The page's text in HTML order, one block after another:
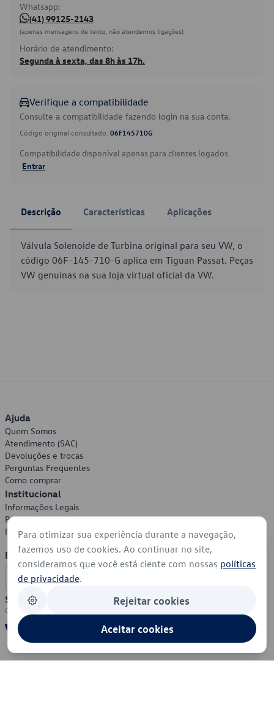
Whatsapp:
(41) 99125-2143
(apenas mensagens de texto, não atendemos ligações)
Horário de atendimento:
Segunda à sexta, das 8h às 17h.
Verifique a compatibilidade
Consulte a compatibilidade fazendo login na sua conta.
Código original consultado: 06F145710G
Compatibilidade disponível apenas para clientes logados.
Entrar
Descrição Características Aplicações
Válvula Solenoide de Turbina original para seu VW, o
código 06F-145-710-G aplica em Tiguan Passat. Peças
VW genuínas na sua loja virtual oficial da VW.
Ajuda
Quem Somos
Atendimento (SAC)
Devoluções e trocas
Perguntas Frequentes
Como comprar
Institucional
Informações Legais
Política de Privacidade
Política de Cookies
Formas de Pagamento
Segurança
Para otimizar sua experiência durante a navegação,
fazemos uso de cookies. Ao continuar no site,
consideramos que você está ciente com nossas políticas
de privacidade.
Rejeitar cookies
Aceitar cookies